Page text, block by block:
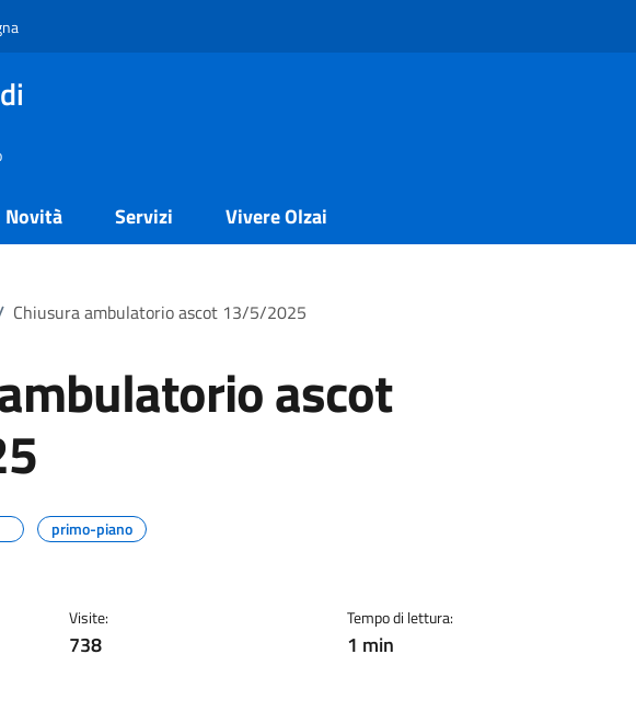
Novità Servizi Vivere Olzai
Chiusura ambulatorio ascot 13/5/2025
ascot
primo-piano
Visite:
738
Tempo di lettura:
1 min